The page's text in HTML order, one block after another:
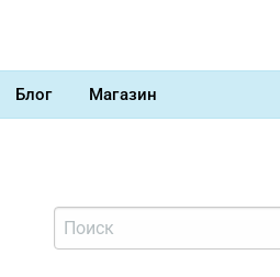
Блог Магазин